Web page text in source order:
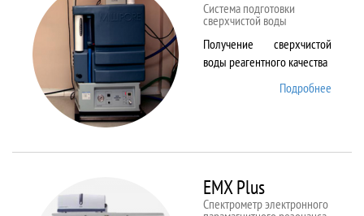
Cистема подготовки
сверхчистой воды
Получение сверхчистой
воды реагентного качества
Подробнее
EMX Plus
Спектрометр электронного